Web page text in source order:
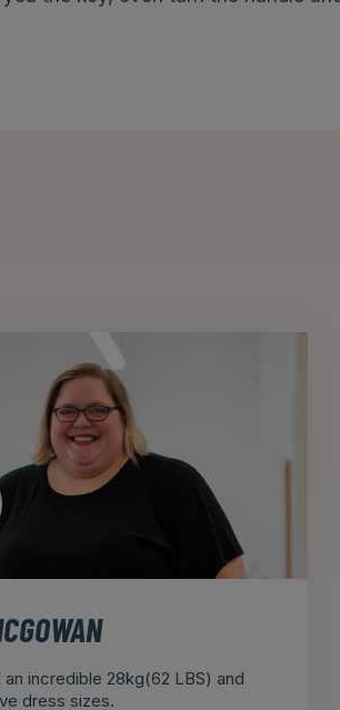
an incredible 28kg(62 LBS) and
dress sizes.